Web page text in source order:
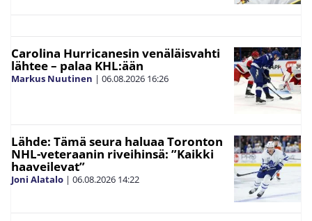
Carolina Hurricanesin venäläisvahti
lähtee – palaa KHL:ään
Markus Nuutinen | 06.08.2026 16:26
Lähde: Tämä seura haluaa Toronton
NHL-veteraanin riveihinsä: ”Kaikki
haaveilevat”
Joni Alatalo | 06.08.2026 14:22